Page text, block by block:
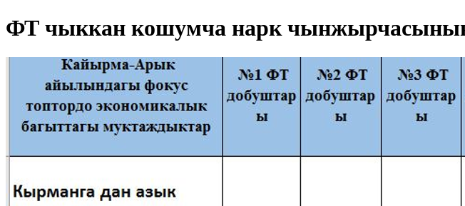
ФТ чыккан кошумча нарк чынжырчасынын